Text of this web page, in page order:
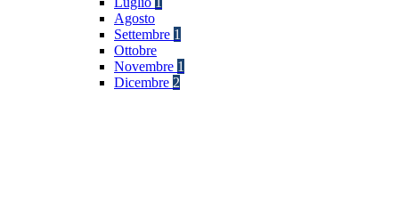
Agosto
Settembre 1
Ottobre
Novembre 1
Dicembre 2